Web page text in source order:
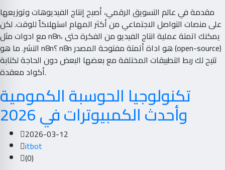
مقدمة في عالم التسويق الرقمي، أصبح إنتاج الفيديوهات وتوزيعها
على منصات التواصل الاجتماعي من أكثر المهام استهلاكاً للوقت. لكن
مع ادوات مثل n8n، يمكنك اتمتة عملية انتاج الفيديو من الفكرة حتى
النشر. ما هو n8n؟ n8n هو اداة أتمتة مفتوحة المصدر (open-source)
تتيح لك ربط التطبيقات المختلفة مع بعضها البعض دون الحاجة لكتابة
أكواد معقدة.
تكنولوجيا الحوسبة الكمومية
وأحدث الكمبيوترات في 2026
2026-03-12
itbot
(0)